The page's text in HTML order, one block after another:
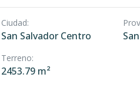
Ciudad:
San Salvador Centro
Terreno:
2453.79 m²